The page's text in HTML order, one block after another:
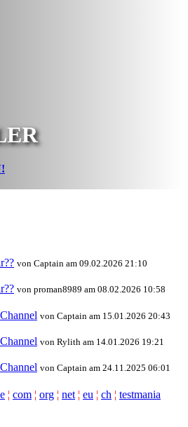
von Captain am 09.02.2026 21:10
von proman8989 am 08.02.2026 10:58
von Captain am 15.01.2026 20:43
von Rylith am 14.01.2026 19:21
von Captain am 24.11.2025 06:01
¦ com ¦ org ¦ net ¦ eu ¦ ch ¦ testmania